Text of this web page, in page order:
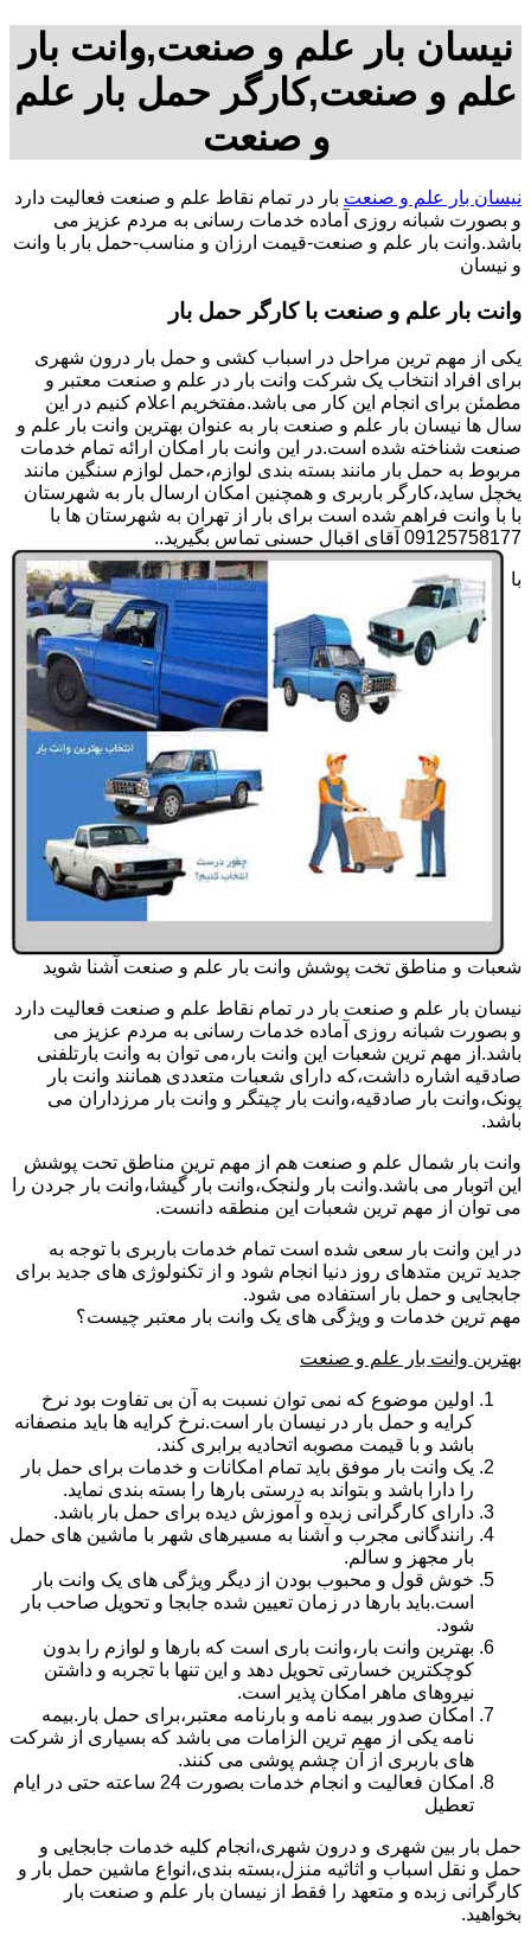
نیسان بار علم و صنعت,وانت بار
علم و صنعت,کارگر حمل بار علم
و صنعت
نیسان بار علم و صنعت بار در تمام نقاط علم و صنعت فعالیت دارد
و بصورت شبانه روزی آماده خدمات رسانی به مردم عزیز می
باشد.وانت بار علم و صنعت-قیمت ارزان و مناسب-حمل بار با وانت
و نیسان
وانت بار علم و صنعت با کارگر حمل بار
یکی از مهم ترین مراحل در اسباب کشی و حمل بار درون شهری
برای افراد انتخاب یک شرکت وانت بار در علم و صنعت معتبر و
مطمئن برای انجام این کار می باشد.مفتخریم اعلام کنیم در این
سال ها نیسان بار علم و صنعت بار به عنوان بهترین وانت بار علم و
صنعت شناخته شده است.در این وانت بار امکان ارائه تمام خدمات
مربوط به حمل بار مانند بسته بندی لوازم،حمل لوازم سنگین مانند
یخچل ساید،کارگر باربری و همچنین امکان ارسال بار به شهرستان
با با وانت فراهم شده است برای بار از تهران به شهرستان ها با
09125758177 آقای اقبال حسنی تماس بگیرید..
با
شعبات و مناطق تخت پوشش وانت بار علم و صنعت آشنا شوید
نیسان بار علم و صنعت بار در تمام نقاط علم و صنعت فعالیت دارد
و بصورت شبانه روزی آماده خدمات رسانی به مردم عزیز می
باشد.از مهم ترین شعبات این وانت بار،می توان به وانت بارتلفنی
صادقیه اشاره داشت،که دارای شعبات متعددی همانند وانت بار
پونک،وانت بار صادقیه،وانت بار چیتگر و وانت بار مرزداران می
باشد.
وانت بار شمال علم و صنعت هم از مهم ترین مناطق تحت پوشش
این اتوبار می باشد.وانت بار ولنجک،وانت بار گیشا،وانت بار جردن را
می توان از مهم ترین شعبات این منطقه دانست.
در این وانت بار سعی شده است تمام خدمات باربری با توجه به
جدید ترین متدهای روز دنیا انجام شود و از تکنولوژی های جدید برای
جابجایی و حمل بار استفاده می شود.
مهم ترین خدمات و ویژگی های یک وانت بار معتبر چیست؟
بهترین وانت بار علم و صنعت
اولین موضوع که نمی توان نسبت به آن بی تفاوت بود نرخ
کرایه و حمل بار در نیسان بار است.نرخ کرایه ها باید منصفانه
باشد و با قیمت مصوبه اتحادیه برابری کند.
یک وانت بار موفق باید تمام امکانات و خدمات برای حمل بار
را دارا باشد و بتواند به درستی بارها را بسته بندی نماید.
دارای کارگرانی زبده و آموزش دیده برای حمل بار باشد.
رانندگانی مجرب و آشنا به مسیرهای شهر با ماشین های حمل
بار مجهز و سالم.
خوش قول و محبوب بودن از دیگر ویژگی های یک وانت بار
است.باید بارها در زمان تعیین شده جابجا و تحویل صاحب بار
شود.
بهترین وانت بار،وانت باری است که بارها و لوازم را بدون
کوچکترین خسارتی تحویل دهد و این تنها با تجربه و داشتن
نیروهای ماهر امکان پذیر است.
امکان صدور بیمه نامه و بارنامه معتبر،برای حمل بار.بیمه
نامه یکی از مهم ترین الزامات می باشد که بسیاری از شرکت
های باربری از آن چشم پوشی می کنند.
امکان فعالیت و انجام خدمات بصورت 24 ساعته حتی در ایام
تعطیل
حمل بار بین شهری و درون شهری،انجام کلیه خدمات جابجایی و
حمل و نقل اسباب و اثاثیه منزل،بسته بندی،انواع ماشین حمل بار و
کارگرانی زبده و متعهد را فقط از نیسان بار علم و صنعت بار
بخواهید.